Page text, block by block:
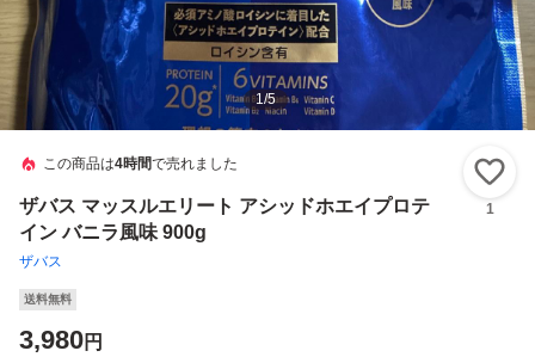
1/5
この商品は4時間で売れました
ザバス マッスルエリート アシッドホエイプロテ
イン バニラ風味 900g
ザバス
1
送料無料
3,980円